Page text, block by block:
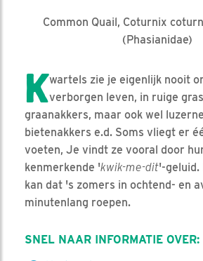
Common Quail, Coturnix
(Phasianidae)
Kwartels zie je eigenlijk nooit
verborgen leven, in ruige
graanakkers, maar ook wel
bietenakkers e.d. Soms vliegt er
voeten, Je vindt ze vooral door
kenmerkende 'kwik-me-dit'-geluid.
kan dat 's zomers in ochtend- en
minutenlang roepen.
SNEL NAAR INFORMATIE OVER: